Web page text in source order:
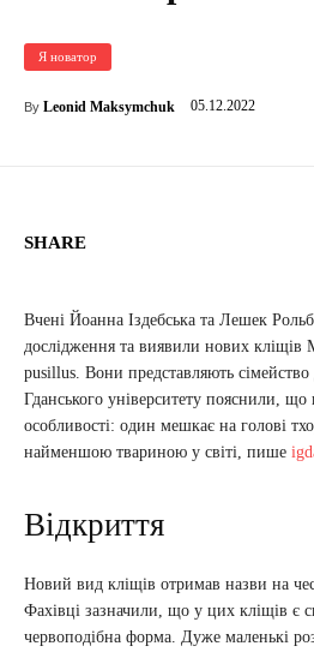
Я новатор
By Leonid Maksymchuk 05.12.2022
SHARE
Вчені Йоанна Іздебська та Лешек
дослідження та виявили нових
pusillus. Вони представляють сімейство
Гданського університету пояснили, що
особливості: один мешкає на голові
найменшою твариною у світі, пише
Відкриття
Новий вид кліщів отримав назви на
Фахівці зазначили, що у цих кліщів є
червоподібна форма. Дуже маленькі